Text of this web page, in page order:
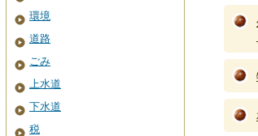
環境
道路
ごみ
上水道
下水道
税